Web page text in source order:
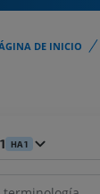
DE INICIO
HA1